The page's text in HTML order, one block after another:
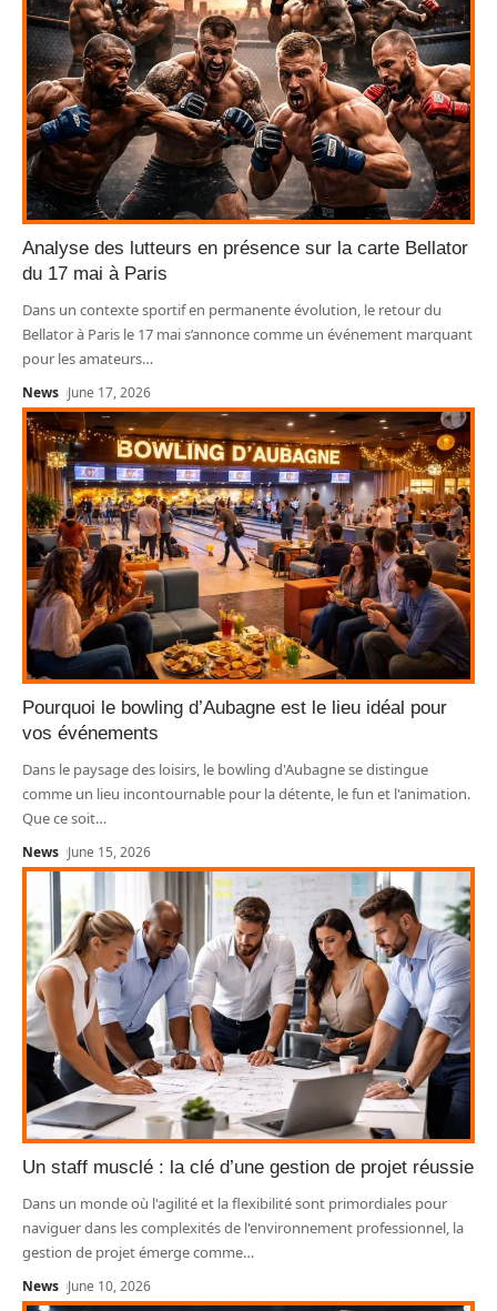
Analyse des lutteurs en présence sur la carte Bellator
du 17 mai à Paris
Dans un contexte sportif en permanente évolution, le retour du
Bellator à Paris le 17 mai s’annonce comme un événement marquant
pour les amateurs…
News June 17, 2026
Pourquoi le bowling d’Aubagne est le lieu idéal pour
vos événements
Dans le paysage des loisirs, le bowling d'Aubagne se distingue
comme un lieu incontournable pour la détente, le fun et l'animation.
Que ce soit…
News June 15, 2026
Un staff musclé : la clé d’une gestion de projet réussie
Dans un monde où l'agilité et la flexibilité sont primordiales pour
naviguer dans les complexités de l'environnement professionnel, la
gestion de projet émerge comme…
News June 10, 2026